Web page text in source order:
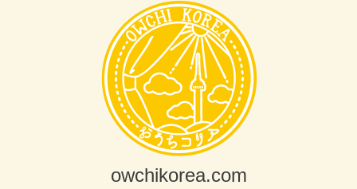
owchikorea.com